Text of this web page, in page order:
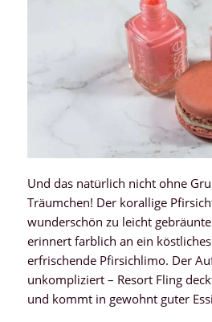
Und das natürlich nicht ohne
Träumchen! Der korallige
wunderschön zu leicht
erinnert farblich an ein
erfrischende Pfirsichlimo. Der
unkompliziert – Resort Fling
und kommt in gewohnt guter